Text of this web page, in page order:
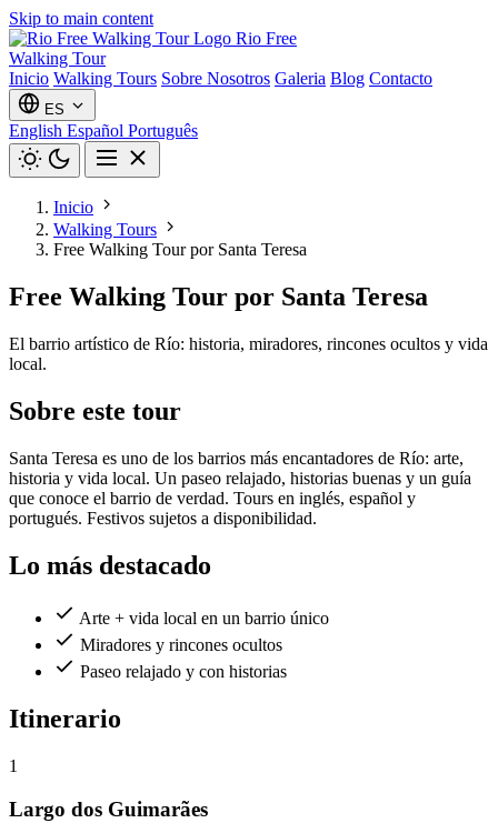
Skip to main content
Rio Free
Walking Tour
Inicio Walking Tours Sobre Nosotros Galeria Blog Contacto
ES
English Español Português
Inicio
Walking Tours
Free Walking Tour por Santa Teresa
Free Walking Tour por Santa Teresa
El barrio artístico de Río: historia, miradores, rincones ocultos y vida
local.
Sobre este tour
Santa Teresa es uno de los barrios más encantadores de Río: arte,
historia y vida local. Un paseo relajado, historias buenas y un guía
que conoce el barrio de verdad. Tours en inglés, español y
portugués. Festivos sujetos a disponibilidad.
Lo más destacado
Arte + vida local en un barrio único
Miradores y rincones ocultos
Paseo relajado y con historias
Itinerario
1
Largo dos Guimarães